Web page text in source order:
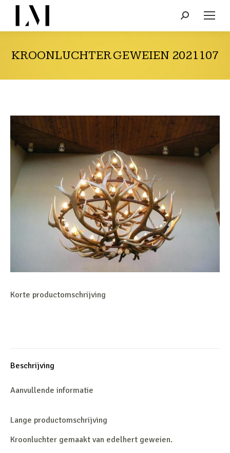
Search:
KROONLUCHTER GEWEIEN 2021107
Korte productomschrijving
Beschrijving
Aanvullende informatie
Lange productomschrijving
Kroonluchter gemaakt van edelhert geweien.